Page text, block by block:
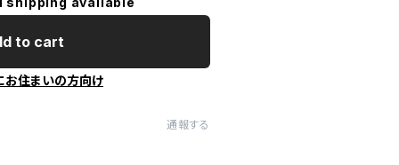
to cart
お住まいの方向け
通報する